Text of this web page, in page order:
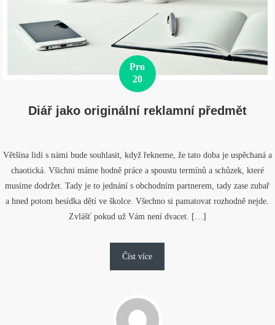
Pro
20
Diář jako originální reklamní předmět
Většina lidí s námi bude souhlasit, když řekneme, že tato doba je uspěchaná a
chaotická. Všichni máme hodně práce a spoustu termínů a schůzek, které
musíme dodržet. Tady je to jednání s obchodním partnerem, tady zase zubař
a hned potom besídka dětí ve školce. Všechno si pamatovat rozhodně nejde.
Zvlášť pokud už Vám není dvacet. […]
Číst více